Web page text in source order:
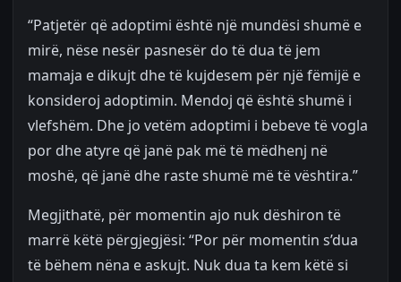
“Patjetër që adoptimi është një mundësi shumë e
mirë, nëse nesër pasnesër do të dua të jem
mamaja e dikujt dhe të kujdesem për një fëmijë e
konsideroj adoptimin. Mendoj që është shumë i
vlefshëm. Dhe jo vetëm adoptimi i bebeve të vogla
por dhe atyre që janë pak më të mëdhenj në
moshë, që janë dhe raste shumë më të vështira.”
Megjithatë, për momentin ajo nuk dëshiron të
marrë këtë përgjegjësi: “Por për momentin s’dua
të bëhem nëna e askujt. Nuk dua ta kem këtë si